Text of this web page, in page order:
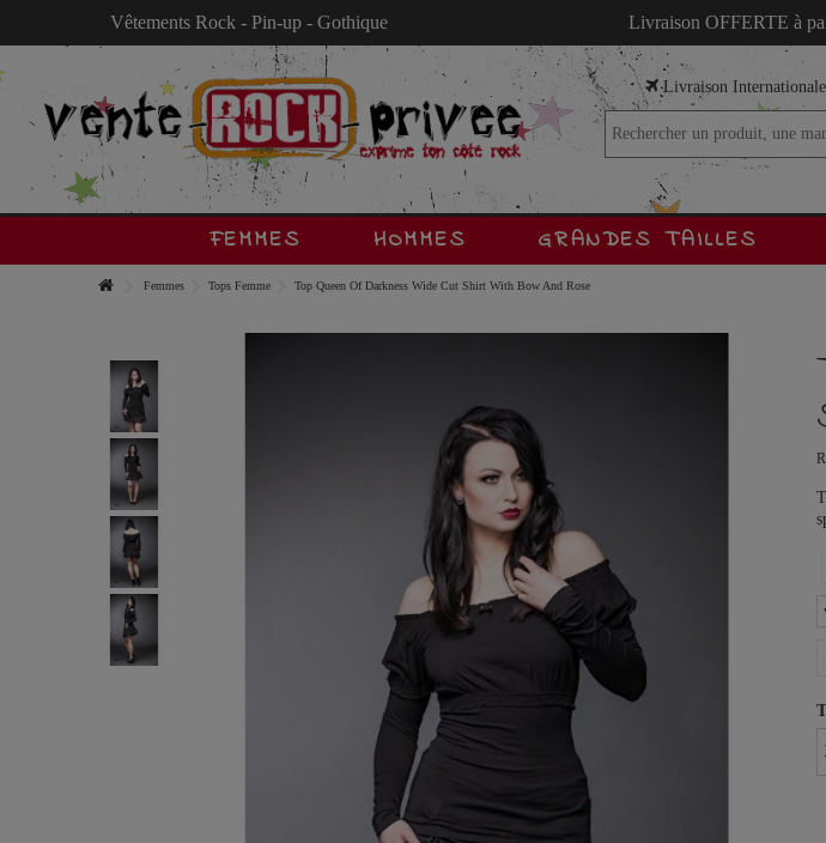
Vêtements Rock - Pin-up - Gothique Livraison OFFERTE à
Livraison Internationale
FEMMES HOMMES GRANDES TAILLES
Femmes Tops Femme Top Queen Of Darkness Wide Cut Shirt With Bow And Rose